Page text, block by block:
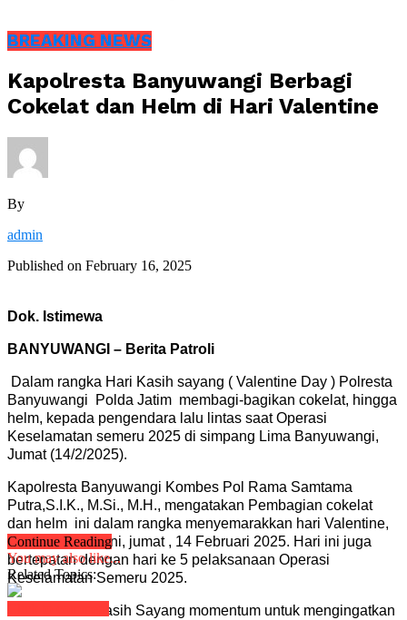
BREAKING NEWS
Kapolresta Banyuwangi Berbagi
Cokelat dan Helm di Hari Valentine
By
admin
Published on February 16, 2025
Dok. Istimewa
BANYUWANGI – Berita Patroli
Dalam rangka Hari Kasih sayang ( Valentine Day ) Polresta
Banyuwangi Polda Jatim membagi-bagikan cokelat, hingga
helm, kepada pengendara lalu lintas saat Operasi
Keselamatan semeru 2025 di simpang Lima Banyuwangi,
Jumat (14/2/2025).
Kapolresta Banyuwangi Kombes Pol Rama Samtama
Putra,S.I.K., M.Si., M.H., mengatakan Pembagian cokelat
dan helm ini dalam rangka menyemarakkan hari Valentine,
yang jatuh hari ini, jumat , 14 Februari 2025. Hari ini juga
bertepatan dengan hari ke 5 pelaksanaan Operasi
Keselamatan Semeru 2025.
“Momen Hari Kasih Sayang momentum untuk mengingatkan
Continue Reading
You may also like...
Related Topics: